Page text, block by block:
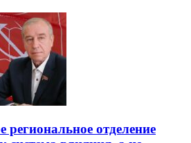
региональное отделение